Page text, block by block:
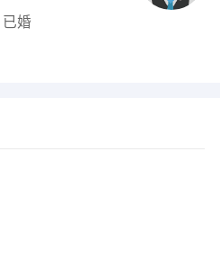
已婚